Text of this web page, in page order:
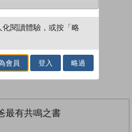
加入閱讀紀錄
體書
有共鳴之書
閱讀體驗，或按「略
會員 登入 略過